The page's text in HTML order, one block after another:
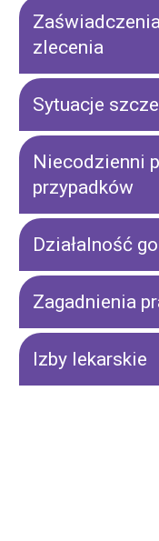
zlecenia
Sytuacje
Niecodzienni
przypadków
Działalność
Zagadnienia
Izby lekarskie